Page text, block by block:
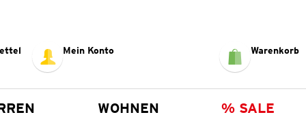
Mein Konto Warenkorb
WOHNEN % SALE